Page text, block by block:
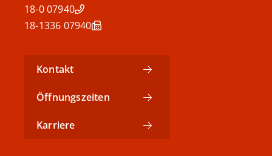
07940 18-0
07940 18-1336
Kontakt
Öffnungszeiten
Karriere